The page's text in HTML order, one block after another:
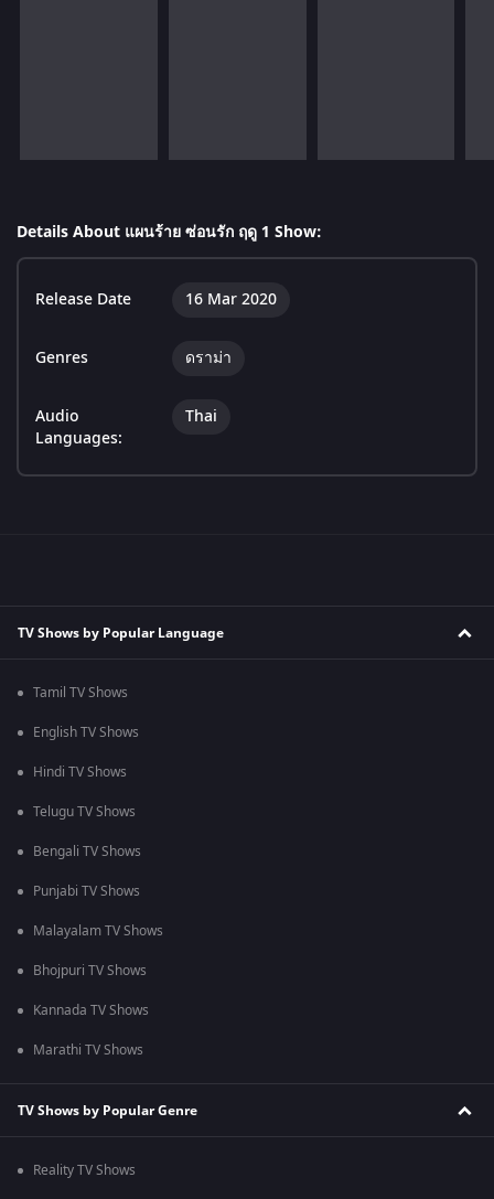
Details About แผนร้าย ซ่อนรัก ฤดู 1 Show:
Release Date 16 Mar 2020
Genres ดราม่า
Audio
Languages:
Thai
TV Shows by Popular Language
Tamil TV Shows
English TV Shows
Hindi TV Shows
Telugu TV Shows
Bengali TV Shows
Punjabi TV Shows
Malayalam TV Shows
Bhojpuri TV Shows
Kannada TV Shows
Marathi TV Shows
TV Shows by Popular Genre
Reality TV Shows